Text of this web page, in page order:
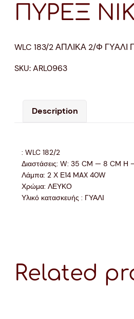
ΠΥΡΕΞ
WLC 183/2 ΑΠΛΙΚΑ 2/Φ
SKU:ARL0963
Description
: WLC 182/2
Διαστάσεις: W: 35 CM — 8 CM Η
Λάμπα: 2 Χ Ε14 MAX 40W
Χρώμα: ΛΕΥΚΟ
Υλικό κατασκευής : ΓΥΑΛΙ
Related